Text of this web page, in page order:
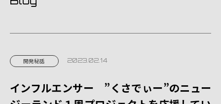
開発秘話 2023.02.14
インフルエンサー ”くさでぃー”のニュー